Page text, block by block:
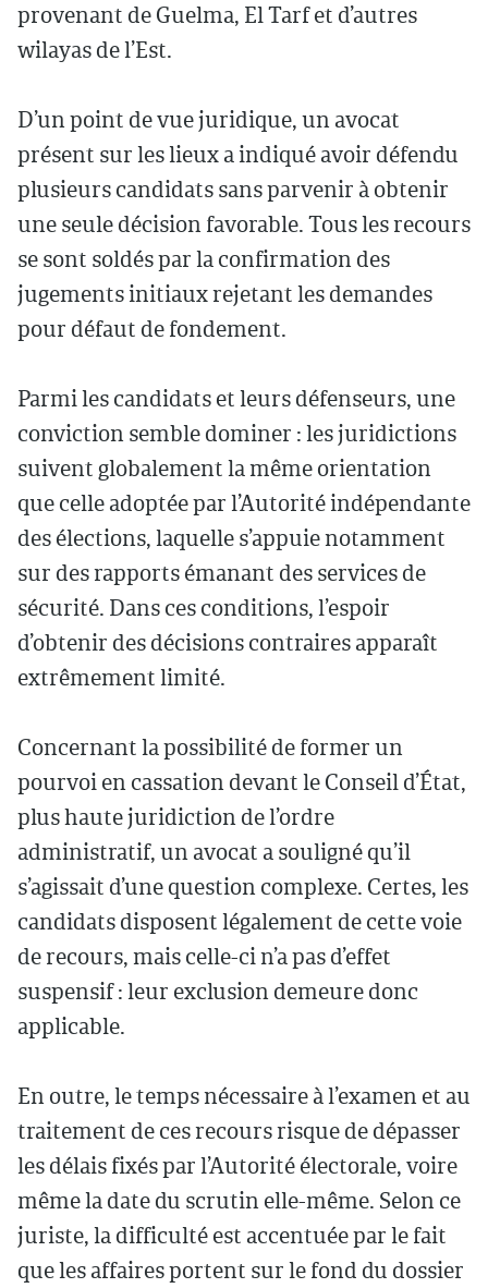
provenant de Guelma, El Tarf et d’autres
wilayas de l’Est.
D’un point de vue juridique, un avocat
présent sur les lieux a indiqué avoir défendu
plusieurs candidats sans parvenir à obtenir
une seule décision favorable. Tous les recours
se sont soldés par la confirmation des
jugements initiaux rejetant les demandes
pour défaut de fondement.
Parmi les candidats et leurs défenseurs, une
conviction semble dominer : les juridictions
suivent globalement la même orientation
que celle adoptée par l’Autorité indépendante
des élections, laquelle s’appuie notamment
sur des rapports émanant des services de
sécurité. Dans ces conditions, l’espoir
d’obtenir des décisions contraires apparaît
extrêmement limité.
Concernant la possibilité de former un
pourvoi en cassation devant le Conseil d’État,
plus haute juridiction de l’ordre
administratif, un avocat a souligné qu’il
s’agissait d’une question complexe. Certes, les
candidats disposent légalement de cette voie
de recours, mais celle-ci n’a pas d’effet
suspensif : leur exclusion demeure donc
applicable.
En outre, le temps nécessaire à l’examen et au
traitement de ces recours risque de dépasser
les délais fixés par l’Autorité électorale, voire
même la date du scrutin elle-même. Selon ce
juriste, la difficulté est accentuée par le fait
que les affaires portent sur le fond du dossier